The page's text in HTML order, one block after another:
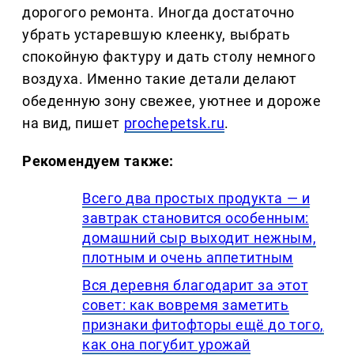
дорогого ремонта. Иногда достаточно
убрать устаревшую клеенку, выбрать
спокойную фактуру и дать столу немного
воздуха. Именно такие детали делают
обеденную зону свежее, уютнее и дороже
на вид, пишет prochepetsk.ru.
Рекомендуем также:
Всего два простых продукта — и
завтрак становится особенным:
домашний сыр выходит нежным,
плотным и очень аппетитным
Вся деревня благодарит за этот
совет: как вовремя заметить
признаки фитофторы ещё до того,
как она погубит урожай